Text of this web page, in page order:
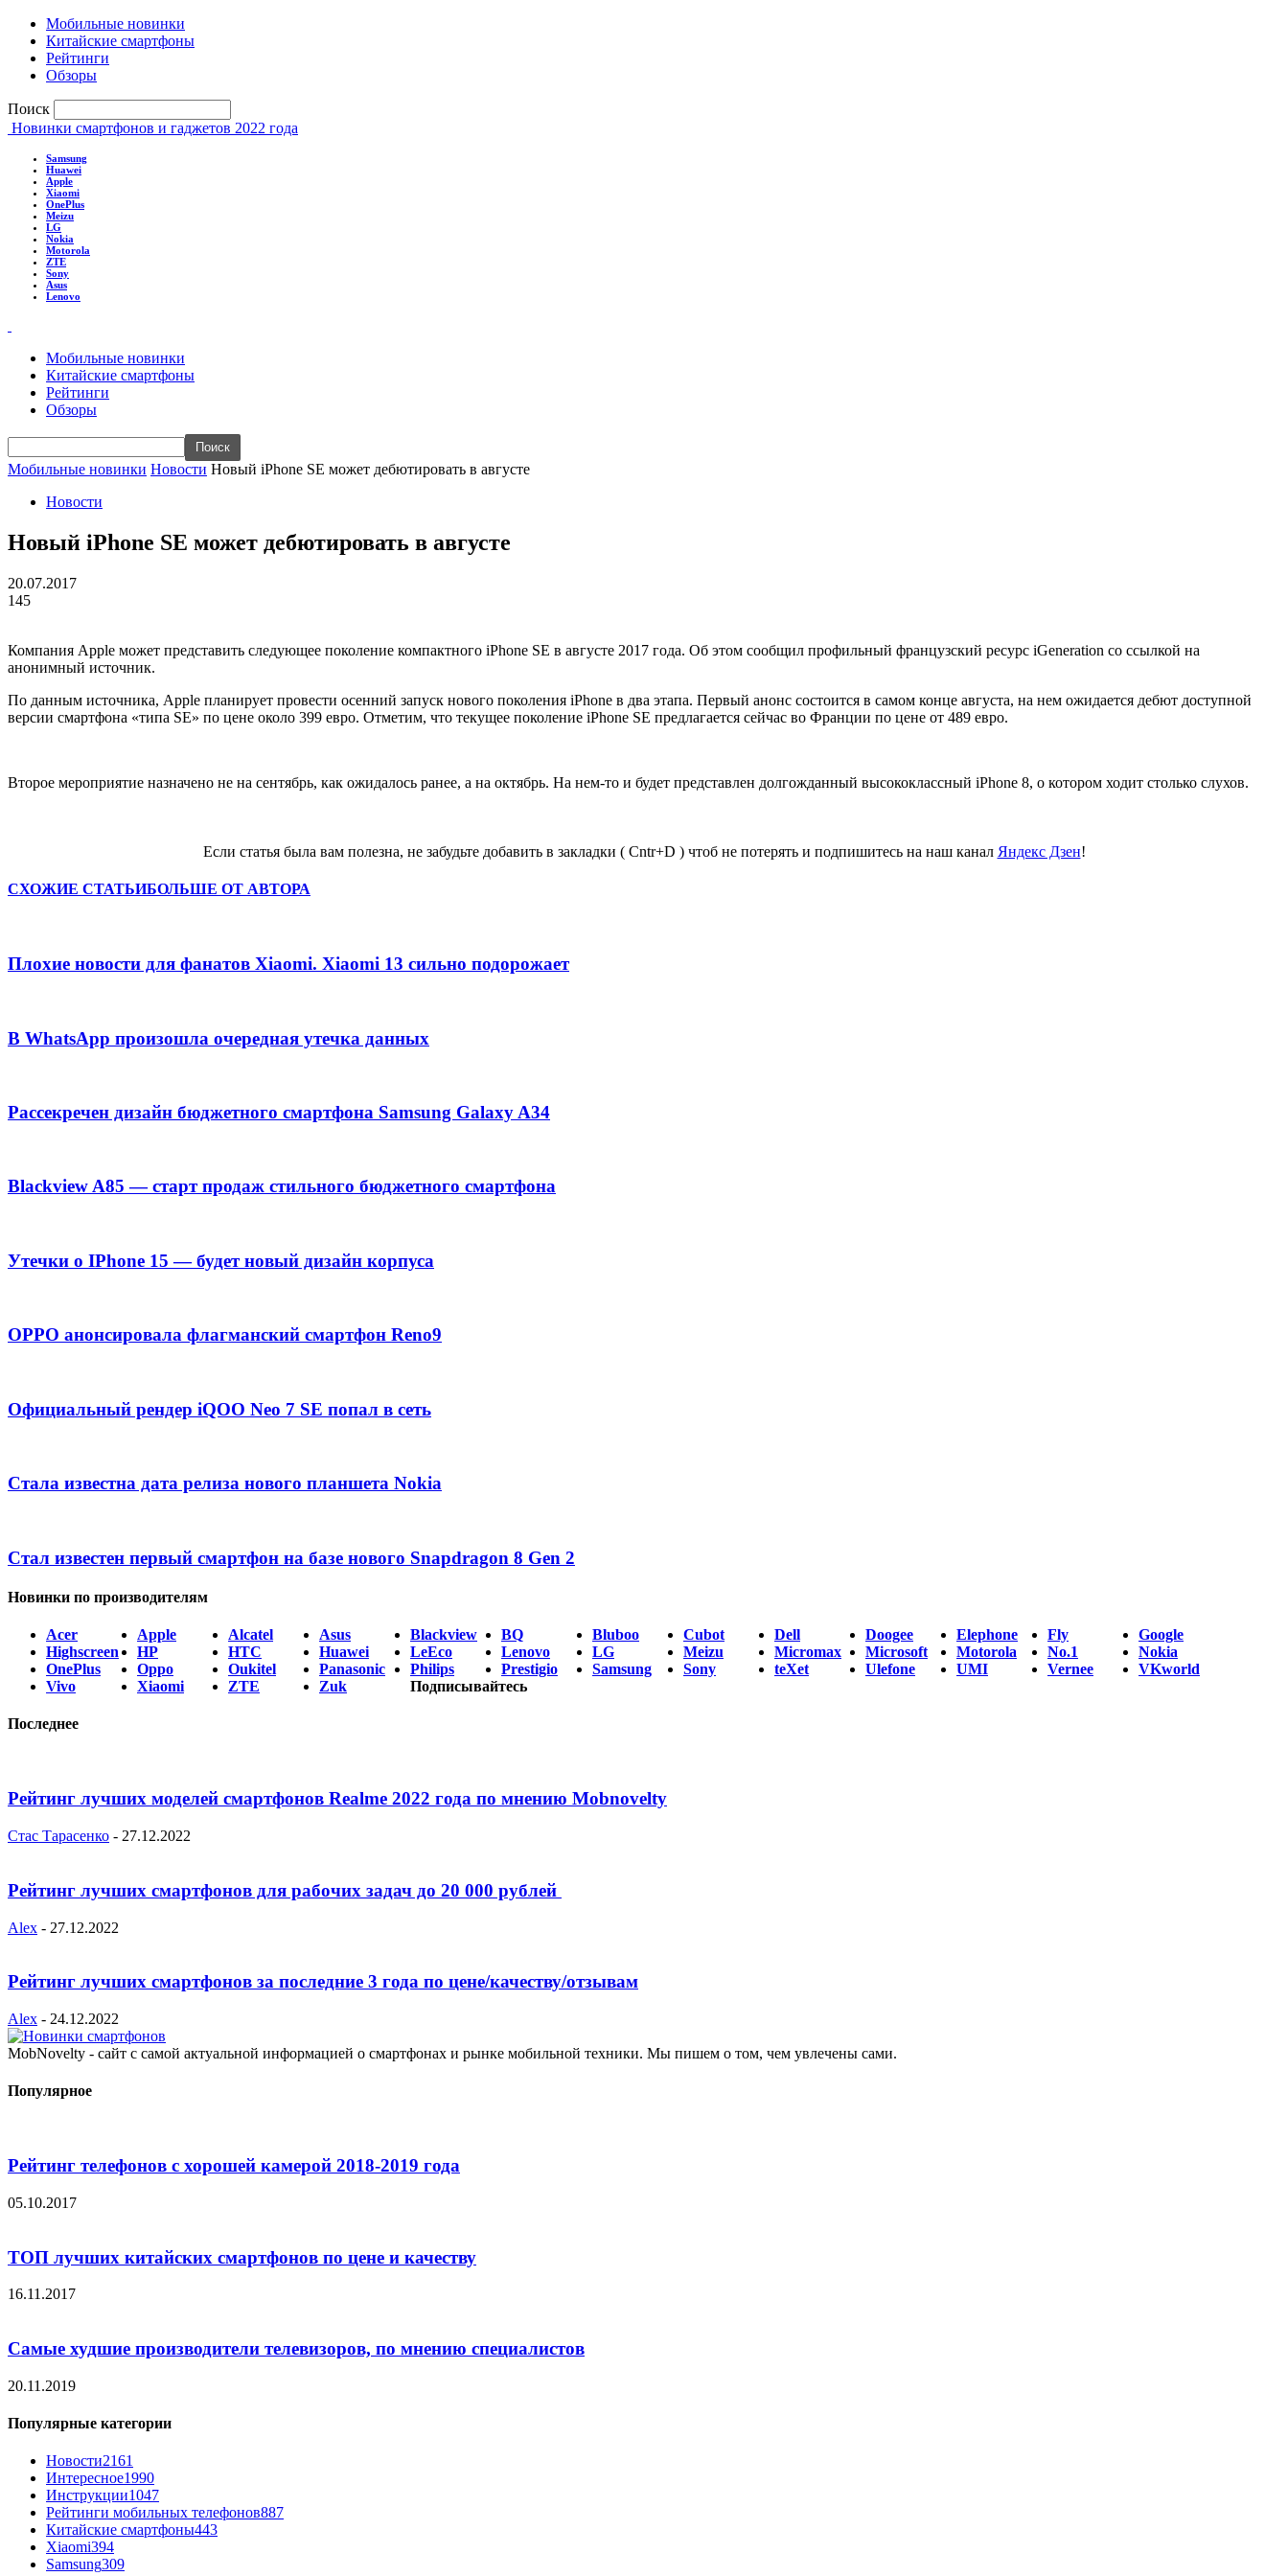
Мобильные новинки
Китайские смартфоны
Рейтинги
Обзоры
Поиск
Новинки смартфонов и гаджетов 2022 года
Samsung
Huawei
Apple
Xiaomi
OnePlus
Meizu
LG
Nokia
Motorola
ZTE
Sony
Asus
Lenovo
Мобильные новинки
Китайские смартфоны
Рейтинги
Обзоры
Мобильные новинки Новости Новый iPhone SE может дебютировать в августе
Новости
Новый iPhone SE может дебютировать в августе
20.07.2017
145
Компания Apple может представить следующее поколение компактного iPhone SE в августе 2017 года. Об этом сообщил профильный французский ресурс iGeneration со ссылкой на
анонимный источник.
По данным источника, Apple планирует провести осенний запуск нового поколения iPhone в два этапа. Первый анонс состоится в самом конце августа, на нем ожидается дебют доступной
версии смартфона «типа SE» по цене около 399 евро. Отметим, что текущее поколение iPhone SE предлагается сейчас во Франции по цене от 489 евро.
Второе мероприятие назначено не на сентябрь, как ожидалось ранее, а на октябрь. На нем-то и будет представлен долгожданный высококлассный iPhone 8, о котором ходит столько слухов.
Если статья была вам полезна, не забудьте добавить в закладки ( Cntr+D ) чтоб не потерять и подпишитесь на наш канал Яндекс Дзен!
СХОЖИЕ СТАТЬИБОЛЬШЕ ОТ АВТОРА
Плохие новости для фанатов Xiaomi. Xiaomi 13 сильно подорожает
В WhatsApp произошла очередная утечка данных
Рассекречен дизайн бюджетного смартфона Samsung Galaxy A34
Blackview A85 — старт продаж стильного бюджетного смартфона
Утечки о IPhone 15 — будет новый дизайн корпуса
OPPO анонсировала флагманский смартфон Reno9
Официальный рендер iQOO Neo 7 SE попал в сеть
Стала известна дата релиза нового планшета Nokia
Стал известен первый смартфон на базе нового Snapdragon 8 Gen 2
Новинки по производителям
Acer Apple Alcatel Asus Blackview BQ Bluboo Cubot Dell Doogee Elephone Fly
Google
Highscreen
HP HTC Huawei LeEco Lenovo LG Meizu Micromax Microsoft Motorola No.1
Nokia
OnePlus
Oppo Oukitel Panasonic Philips Prestigio Samsung Sony teXet Ulefone UMI Vernee
VKworld
Vivo
Xiaomi ZTE Zuk Подписывайтесь
Последнее
Рейтинг лучших моделей смартфонов Realme 2022 года по мнению Mobnovelty
Стас Тарасенко - 27.12.2022
Рейтинг лучших смартфонов для рабочих задач до 20 000 рублей
Alex - 27.12.2022
Рейтинг лучших смартфонов за последние 3 года по цене/качеству/отзывам
Alex - 24.12.2022
MobNovelty - сайт с самой актуальной информацией о смартфонах и рынке мобильной техники. Мы пишем о том, чем увлечены сами.
Популярное
Рейтинг телефонов с хорошей камерой 2018-2019 года
05.10.2017
ТОП лучших китайских смартфонов по цене и качеству
16.11.2017
Самые худшие производители телевизоров, по мнению специалистов
20.11.2019
Популярные категории
Новости2161
Интересное1990
Инструкции1047
Рейтинги мобильных телефонов887
Китайские смартфоны443
Xiaomi394
Samsung309